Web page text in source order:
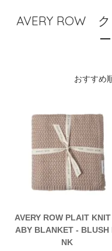
AVERY ROW
おすすめ
AVERY ROW PLAIT
ABY BLANKET - BLUSH
NK